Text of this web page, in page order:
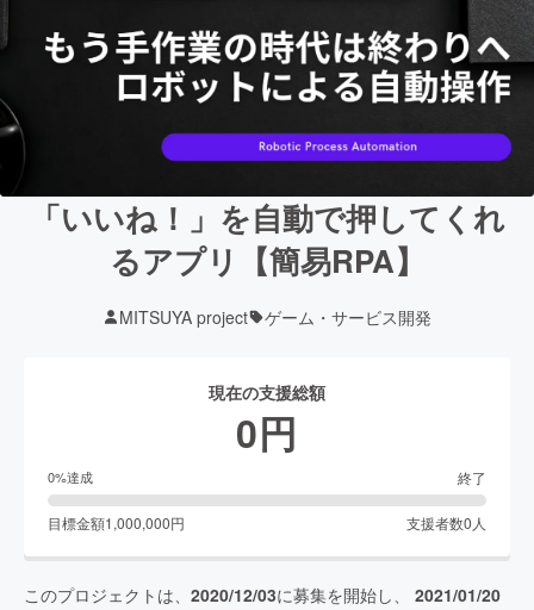
「いいね！」を自動で押してくれ
るアプリ【簡易RPA】
MITSUYA project ゲーム・サービス開発
現在の支援総額
0円
0%達成 終了
目標金額1,000,000円 支援者数0 人
このプロジェクトは、 2020/12/03に募集を開始し、 2021/01/20